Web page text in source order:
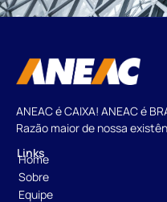
ANEAC é CAIXA! ANEAC é
Razão maior de nossa
Links
Home
Sobre
Equipe